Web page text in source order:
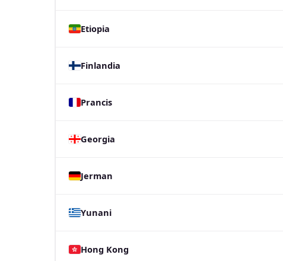
Etiopia
Finlandia
Prancis
Georgia
Jerman
Yunani
Hong Kong